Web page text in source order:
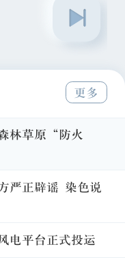
更多
林草原“防火
严正辟谣 染色说
电平台正式投运